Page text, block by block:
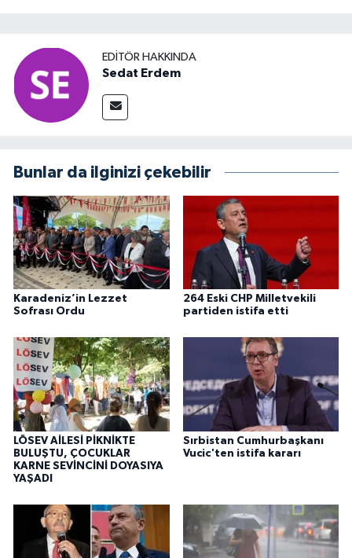
EDITÖR HAKKINDA
Sedat Erdem
Bunlar da ilginizi çekebilir
Karadeniz’in Lezzet
Sofrası Ordu
264 Eski CHP Milletvekili
partiden istifa etti
LÖSEV AİLESİ PİKNİKTE
BULUŞTU, ÇOCUKLAR
KARNE SEVİNCİNİ DOYASIYA
YAŞADI
Sırbistan Cumhurbaşkanı
Vucic'ten istifa kararı